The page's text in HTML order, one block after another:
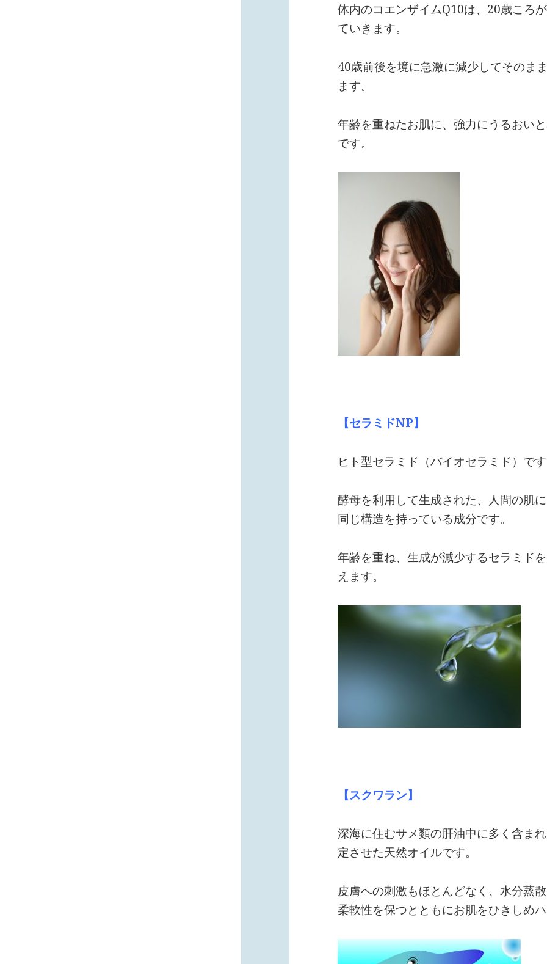
体内のコエンザイムQ10は、20歳ころ
ていきます。
40歳前後を境に急激に減少してそのま
ます。
年齢を重ねたお肌に、強力にうるおい
です。
【セラミドNP】
ヒト型セラミド（バイオセラミド）です
酵母を利用して生成された、人間の肌
同じ構造を持っている成分です。
年齢を重ね、生成が減少するセラミド
えます。
【スクワラン】
深海に住むサメ類の肝油中に多く含ま
定させた天然オイルです。
皮膚への刺激もほとんどなく、水分蒸
柔軟性を保つとともにお肌をひきしめハ